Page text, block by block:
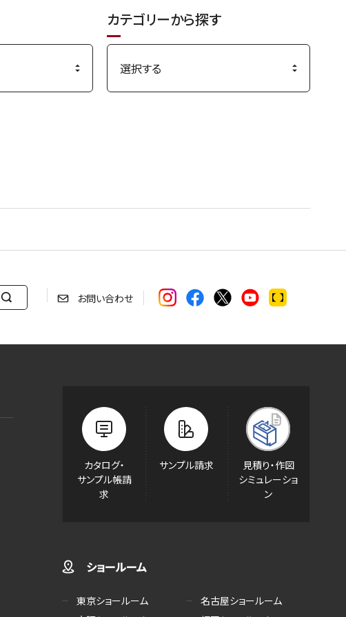
カテゴリーから探す
検
す
お問い合わせ
カタログ・
サンプル帳請
求
サンプル請求
見積り・作図
シミュレーショ
ン
ショールーム
東京ショールーム
名古屋ショールーム